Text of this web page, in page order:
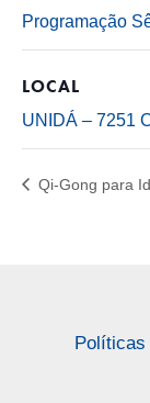
Programação
LOCAL
UNIDÁ – 7251
Qi-Gong para
Políticas